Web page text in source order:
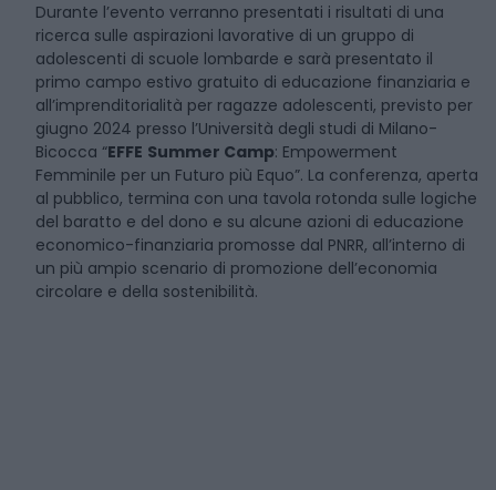
Durante l’evento verranno presentati i risultati di una
ricerca sulle aspirazioni lavorative di un gruppo di
adolescenti di scuole lombarde e sarà presentato il
primo campo estivo gratuito di educazione finanziaria e
all’imprenditorialità per ragazze adolescenti, previsto per
giugno 2024 presso l’Università degli studi di Milano-
Bicocca “EFFE Summer Camp: Empowerment
Femminile per un Futuro più Equo”. La conferenza, aperta
al pubblico, termina con una tavola rotonda sulle logiche
del baratto e del dono e su alcune azioni di educazione
economico-finanziaria promosse dal PNRR, all’interno di
un più ampio scenario di promozione dell’economia
circolare e della sostenibilità.